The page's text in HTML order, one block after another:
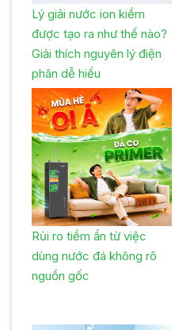
Lý giải nước ion kiềm
được tạo ra như thế nào?
Giải thích nguyên lý điện
phân dễ hiểu
Rủi ro tiềm ẩn từ việc
dùng nước đá không rõ
nguồn gốc